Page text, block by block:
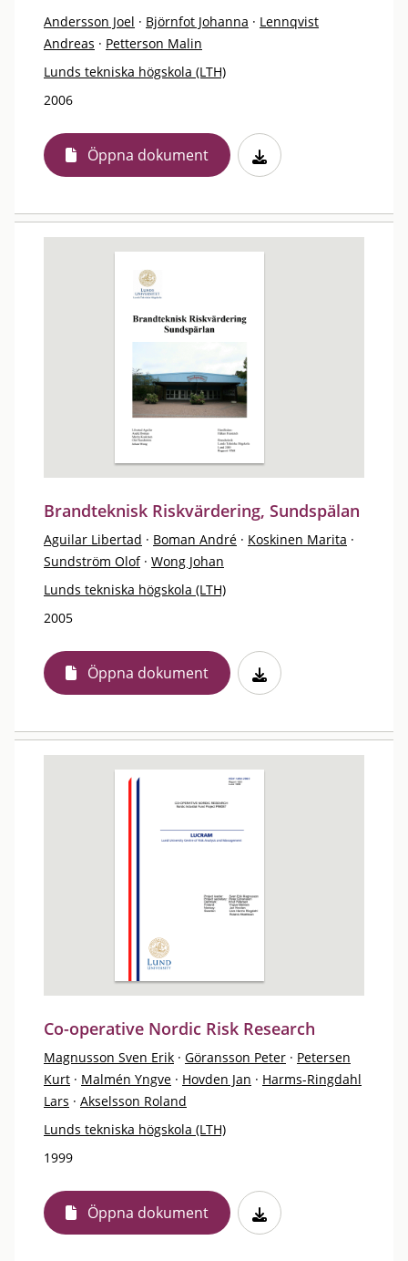
Andersson Joel · Björnfot Johanna · Lennqvist
Andreas · Petterson Malin
Lunds tekniska högskola (LTH)
2006
Öppna dokument
Brandteknisk Riskvärdering, Sundspälan
Aguilar Libertad · Boman André · Koskinen Marita ·
Sundström Olof · Wong Johan
Lunds tekniska högskola (LTH)
2005
Öppna dokument
Co-operative Nordic Risk Research
Magnusson Sven Erik · Göransson Peter · Petersen
Kurt · Malmén Yngve · Hovden Jan · Harms-Ringdahl
Lars · Akselsson Roland
Lunds tekniska högskola (LTH)
1999
Öppna dokument